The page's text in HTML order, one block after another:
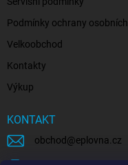
Podmínky ochrany
Velkoobchod
Kontakty
Výkup
KONTAKT
obchod @eplovna.cz